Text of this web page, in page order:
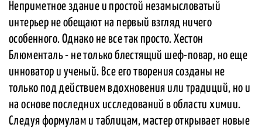
Неприметное здание и простой незамысловатый
интерьер не обещают на первый взгляд ничего
особенного. Однако не все так просто. Хестон
Блюменталь - не только блестящий шеф-повар, но еще
инноватор и ученый. Все его творения созданы не
только под действием вдохновения или традиций, но и
на основе последних исследований в области химии.
Следуя формулам и таблицам, мастер открывает новые